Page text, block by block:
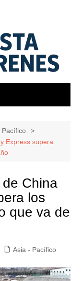
Pacífico
Express supera
China
los
que va de
Asia - Pacífico